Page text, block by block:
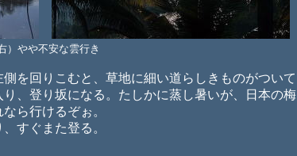
やや不安な雲行き
を回りこむと、草地に細い道らしきものがついて
、登り坂になる。たしかに蒸し暑いが、日本の梅
ら行けるぞぉ。
すぐまた登る。